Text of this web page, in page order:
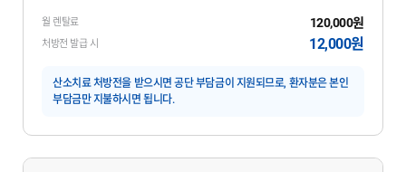
월 렌탈료 120,000원
처방전 발급 시 12,000원
산소치료 처방전을 받으시면 공단 부담금이 지원되므로, 환자분은 본인
부담금만 지불하시면 됩니다.